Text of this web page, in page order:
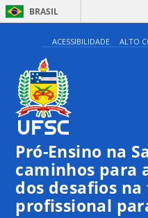
BRASIL
ACESSIBILIDADE ALTO
Pró-Ensino na
caminhos para
dos desafios
profissional